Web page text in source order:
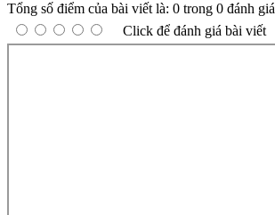
Tổng số điểm của bài viết là: 0 trong 0 đánh giá
Click để đánh giá bài viết